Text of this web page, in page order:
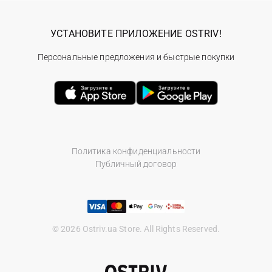
Политика конфиденциальности
Публичный договор
© 2026 Ostriv.ua Store. All Rights Reserved.
УСТАНОВИТЕ ПРИЛОЖЕНИЕ OSTRIV!
Персональные предложения и быстрые покупки